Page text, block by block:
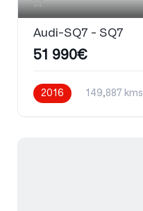
Audi-SQ7 - SQ7
51 990€
2016 149,887 kms